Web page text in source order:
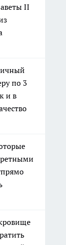
II
по 3
и в